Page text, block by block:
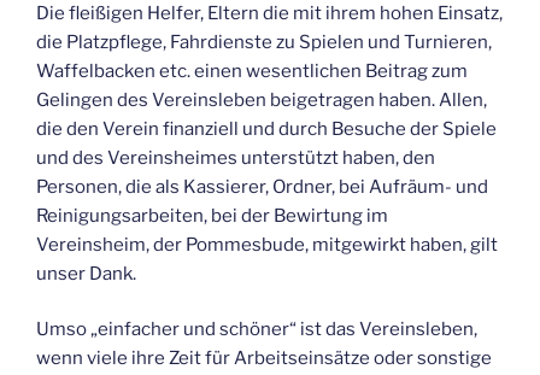
Die fleißigen Helfer, Eltern die mit ihrem hohen Einsatz,
die Platzpflege, Fahrdienste zu Spielen und Turnieren,
Waffelbacken etc. einen wesentlichen Beitrag zum
Gelingen des Vereinsleben beigetragen haben. Allen,
die den Verein finanziell und durch Besuche der Spiele
und des Vereinsheimes unterstützt haben, den
Personen, die als Kassierer, Ordner, bei Aufräum- und
Reinigungsarbeiten, bei der Bewirtung im
Vereinsheim, der Pommesbude, mitgewirkt haben, gilt
unser Dank.
Umso „einfacher und schöner“ ist das Vereinsleben,
wenn viele ihre Zeit für Arbeitseinsätze oder sonstige